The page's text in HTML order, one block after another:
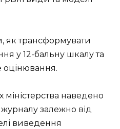
трансформувати
у 12-бальну шкалу та
оцінювання.
міністерства наведено
залежно від
виведення